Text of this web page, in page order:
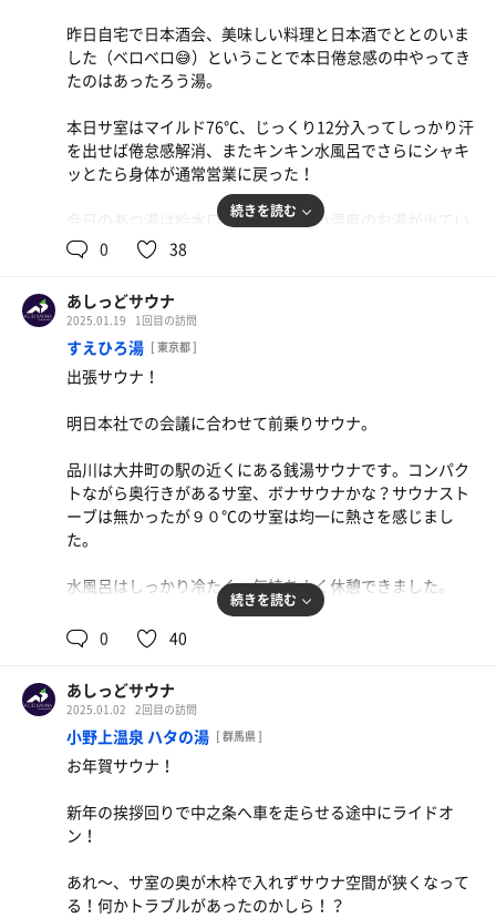
昨日自宅で日本酒会、美味しい料理と日本酒でととのいま
した（ベロベロ😅）ということで本日倦怠感の中やってき
たのはあったろう湯。
本日サ室はマイルド76℃、じっくり12分入ってしっかり汗
を出せば倦怠感解消、またキンキン水風呂でさらにシャキ
ッとたら身体が通常営業に戻った！
今日のあつ湯は給水口からかなり高い温度のお湯が出てい
るので温冷交代浴に切り替え、そこからの外気浴は冬の冷
たい風が強い中でも気持ちよくしっかりととのいました😊
サウナ:12分
水風呂:1分
休憩:5分
交代浴:温1分×5、冷0.5分×5、休憩6分
続きを読む
0 38
あしっどサウナ
2025.01.19 1回目の訪問
すえひろ湯 [ 東京都 ]
出張サウナ！
明日本社での会議に合わせて前乗りサウナ。
品川は大井町の駅の近くにある銭湯サウナです。コンパク
トながら奥行きがあるサ室、ボナサウナかな？サウナスト
ーブは無かったが９０℃のサ室は均一に熱さを感じまし
た。
水風呂はしっかり冷たく、気持ちよく休憩できました。
2セットともにととのい、冬の夜風の気持ち良い中ホテル
サウナ:7分×2
水風呂:1.5分×2
休憩:6分×2
合計2セット
続きを読む
0 40
あしっどサウナ
2025.01.02 2回目の訪問
小野上温泉 ハタの湯 [ 群馬県 ]
お年賀サウナ！
新年の挨拶回りで中之条へ車を走らせる途中にライドオ
ン！
あれ〜、サ室の奥が木枠で入れずサウナ空間が狭くなって
る！何かトラブルがあったのかしら！？